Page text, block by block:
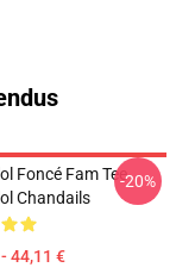
Foncé Fam Tee
Chandails
44,11 €
-20%